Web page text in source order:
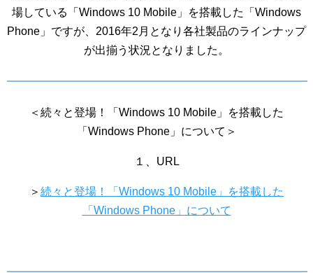
場している「Windows 10 Mobile」を搭載した「Windows
Phone」ですが、2016年2月となり各社製品のラインナップ
が出揃う状況となりました。
＜続々と登場！「Windows 10 Mobile」を搭載した
「Windows Phone」について＞
１、URL
＞ 続々と登場！「Windows 10 Mobile」を搭載した
「Windows Phone」について